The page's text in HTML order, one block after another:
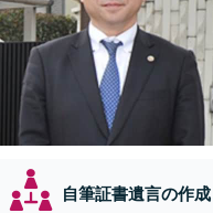
自筆証書遺言の作成